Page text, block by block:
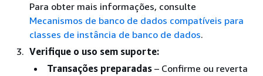
Para obter mais informações, consulte
Mecanismos de banco de dados compatíveis para
classes de instância de banco de dados.
Verifique o uso sem suporte:
Transações preparadas – Confirme ou reverta